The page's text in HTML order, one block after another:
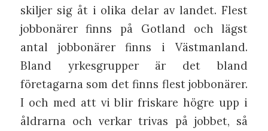
skiljer sig åt i olika delar av landet. Flest
jobbonärer finns på Gotland och lägst
antal jobbonärer finns i Västmanland.
Bland yrkesgrupper är det bland
företagarna som det finns flest jobbonärer.
I och med att vi blir friskare högre upp i
åldrarna och verkar trivas på jobbet, så